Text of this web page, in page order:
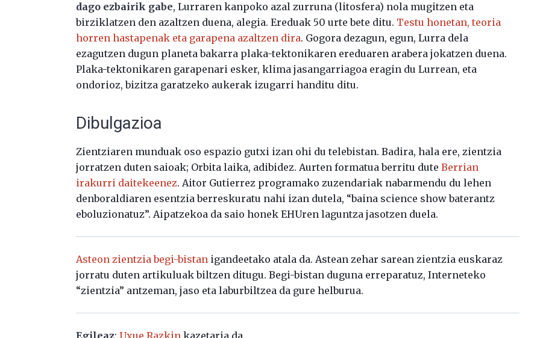
dago ezbairik gabe, Lurraren kanpoko azal zurruna (litosfera) nola mugitzen eta
birziklatzen den azaltzen duena, alegia. Ereduak 50 urte bete ditu. Testu honetan, teoria
horren hastapenak eta garapena azaltzen dira. Gogora dezagun, egun, Lurra dela
ezagutzen dugun planeta bakarra plaka-tektonikaren ereduaren arabera jokatzen duena.
Plaka-tektonikaren garapenari esker, klima jasangarriagoa eragin du Lurrean, eta
ondorioz, bizitza garatzeko aukerak izugarri handitu ditu.
Dibulgazioa
Zientziaren munduak oso espazio gutxi izan ohi du telebistan. Badira, hala ere, zientzia
jorratzen duten saioak; Orbita laika, adibidez. Aurten formatua berritu duteBerrian
irakurri daitekeenez. Aitor Gutierrez programako zuzendariak nabarmendu du lehen
denboraldiaren esentzia berreskuratu nahi izan dutela, “baina science show baterantz
eboluzionatuz”. Aipatzekoa da saio honek EHUren laguntza jasotzen duela.
Asteon zientzia begi-bistan igandeetako atala da. Astean zehar sarean zientzia euskaraz
jorratu duten artikuluak biltzen ditugu. Begi-bistan duguna erreparatuz, Interneteko
“zientzia” antzeman, jaso eta laburbiltzea da gure helburua.